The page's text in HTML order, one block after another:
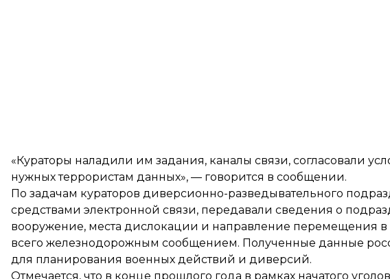
«Кураторы наладили им задания, каналы связи, согласовали
нужных террористам данных», — говорится в сообщении.
По задачам кураторов диверсионно-разведывательного
средствами электронной связи, передавали сведения о
вооружение, места дислокации и направление перемещения
всего железнодорожным сообщением. Полученные данные
для планирования военных действий и диверсий.
Отмечается, что в конце прошлого года в рамках начатого